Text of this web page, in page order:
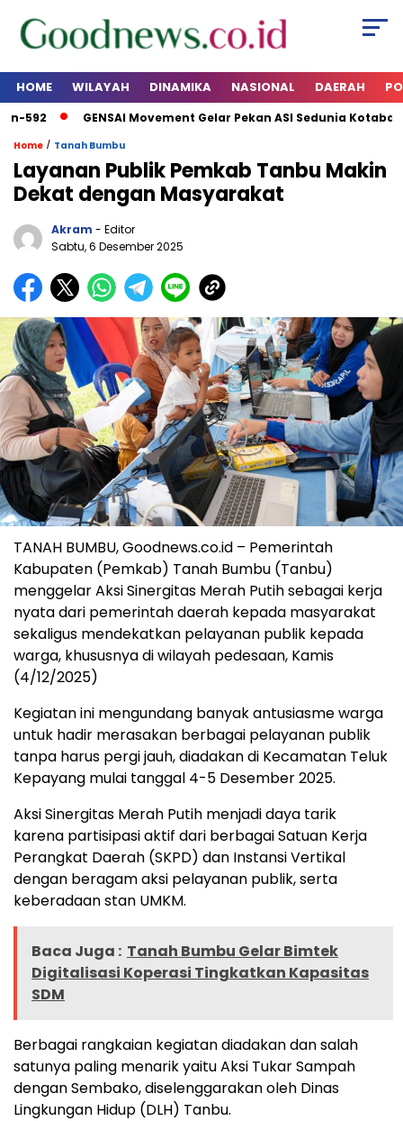
HOME WILAYAH DINAMIKA NASIONAL DAERAH
592 GENSAI Movement Gelar Pekan ASI Sedunia Kotabaru
Home / Tanah Bumbu
Layanan Publik Pemkab Tanbu Makin
Dekat dengan Masyarakat
Akram - Editor
Sabtu, 6 Desember 2025
TANAH BUMBU, Goodnews.co.id – Pemerintah
Kabupaten (Pemkab) Tanah Bumbu (Tanbu)
menggelar Aksi Sinergitas Merah Putih sebagai kerja
nyata dari pemerintah daerah kepada masyarakat
sekaligus mendekatkan pelayanan publik kepada
warga, khususnya di wilayah pedesaan, Kamis
(4/12/2025)
Kegiatan ini mengundang banyak antusiasme warga
untuk hadir merasakan berbagai pelayanan publik
tanpa harus pergi jauh, diadakan di Kecamatan Teluk
Kepayang mulai tanggal 4-5 Desember 2025.
Aksi Sinergitas Merah Putih menjadi daya tarik
karena partisipasi aktif dari berbagai Satuan Kerja
Perangkat Daerah (SKPD) dan Instansi Vertikal
dengan beragam aksi pelayanan publik, serta
keberadaan stan UMKM.
Baca Juga : Tanah Bumbu Gelar Bimtek
Digitalisasi Koperasi Tingkatkan Kapasitas
SDM
Berbagai rangkaian kegiatan diadakan dan salah
satunya paling menarik yaitu Aksi Tukar Sampah
dengan Sembako, diselenggarakan oleh Dinas
Lingkungan Hidup (DLH) Tanbu.